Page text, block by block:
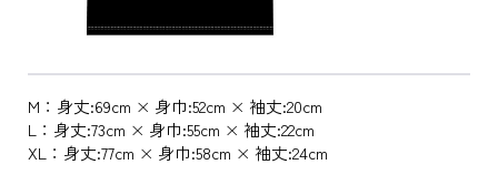
M：身丈:69cm × 身巾:52cm × 袖丈:20cm
L：身丈:73cm × 身巾:55cm × 袖丈:22cm
XL：身丈:77cm × 身巾:58cm × 袖丈:24cm